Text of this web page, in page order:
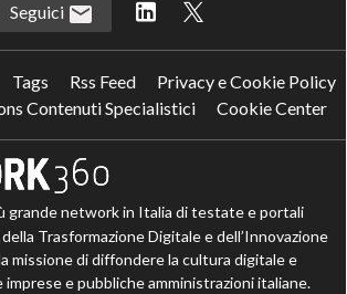
Seguici
Tags Rss Feed
Privacy e Cookie Policy
Contenuti Specialistici
Cookie Center
grande network in Italia di testate e portali
Trasformazione Digitale e dell’Innovazione
missione di diffondere la cultura digitale e
e pubbliche amministrazioni italiane.